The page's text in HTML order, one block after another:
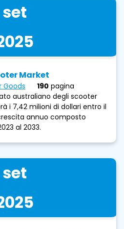
set
Market
Goods 190 pagina
australiano degli scooter
i 7,42 milioni di dollari entro il
annuo composto
al 2033.
set